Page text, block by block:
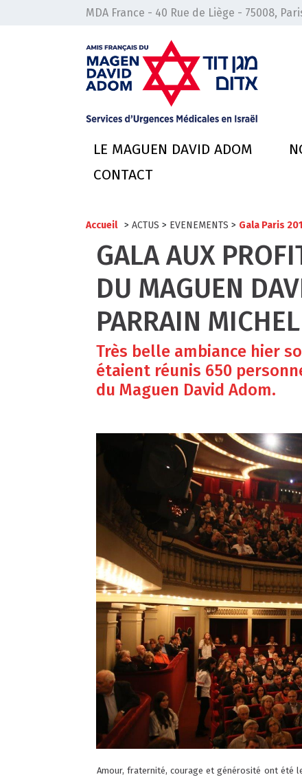
MDA France - 40 Rue de Liège - 75008,
LE MAGUEN DAVID ADOM
CONTACT
Accueil > ACTUS > EVENEMENTS > Gala Paris
GALA AUX
DU MAGUEN
PARRAIN
Très belle ambiance hier
étaient réunis 650
du Maguen David Adom.
Amour, fraternité, courage et générosité ont été